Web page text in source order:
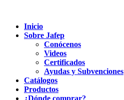
Inicio
Sobre Jafep
Conócenos
Videos
Certificados
Ayudas y Subvenciones
Catálogos
Productos
¿Dónde comprar?